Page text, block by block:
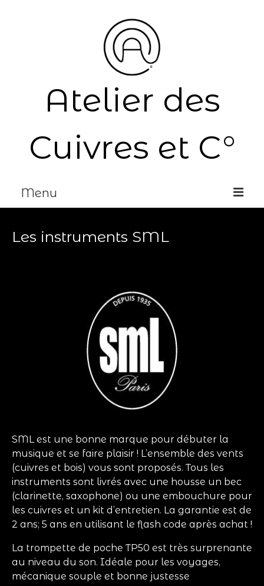
Atelier des
Cuivres et C°
Menu
Instruments d’occasion
Expertise / Cours
Nos actualités
Les instruments SML
SML est une bonne marque pour débuter la
musique et se faire plaisir ! L’ensemble des vents
(cuivres et bois) vous sont proposés. Tous les
instruments sont livrés avec une housse un bec
(clarinette, saxophone) ou une embouchure pour
les cuivres et un kit d’entretien. La garantie est de
2 ans; 5 ans en utilisant le flash code après achat !
La trompette de poche TP50 est très surprenante
au niveau du son. Idéale pour les voyages,
mécanique souple et bonne justesse